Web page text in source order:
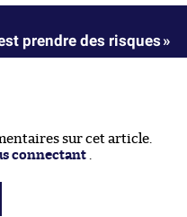
prendre des risques »
sur cet article.
connectant